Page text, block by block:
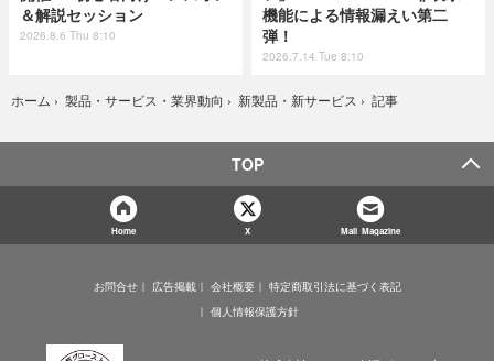
＆解説セッション
2026.8.6 Thu 8:10
機能による情報漏えい第二
弾！
2026.7.14 Tue 8:10
ホーム › 製品・サービス・業界動向 › 新製品・新サービス › 記事
TOP
Home X Mail Magazine
お問合せ 広告掲載 会社概要
特定商取引法に基づく表記
個人情報保護方針